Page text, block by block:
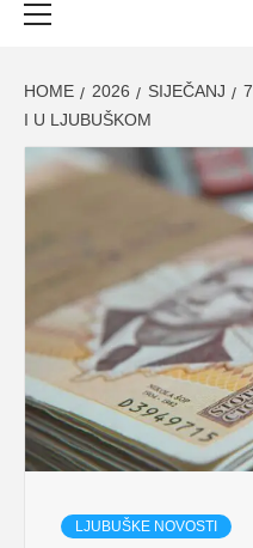
HOME 2026 SIJEČANJ 7
I U LJUBUŠKOM
LJUBUŠKE NOVOSTI